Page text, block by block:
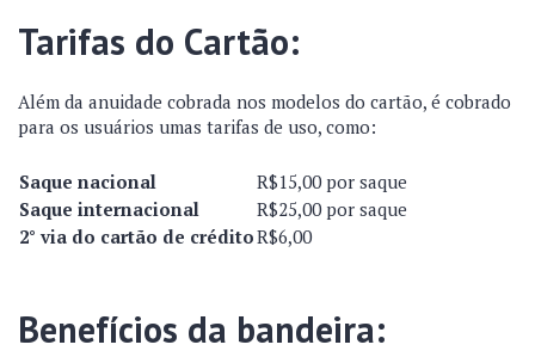
Tarifas do Cartão:
Além da anuidade cobrada nos modelos do cartão, é cobrado
para os usuários umas tarifas de uso, como:
Saque nacional
R$15,00 por saque
Saque internacional
R$25,00 por saque
2° via do cartão de créditoR$6,00
Benefícios da bandeira: